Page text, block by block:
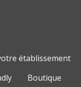
établissement
Boutique